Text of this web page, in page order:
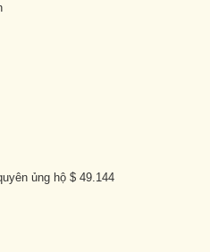
ủng hộ $ 49.144